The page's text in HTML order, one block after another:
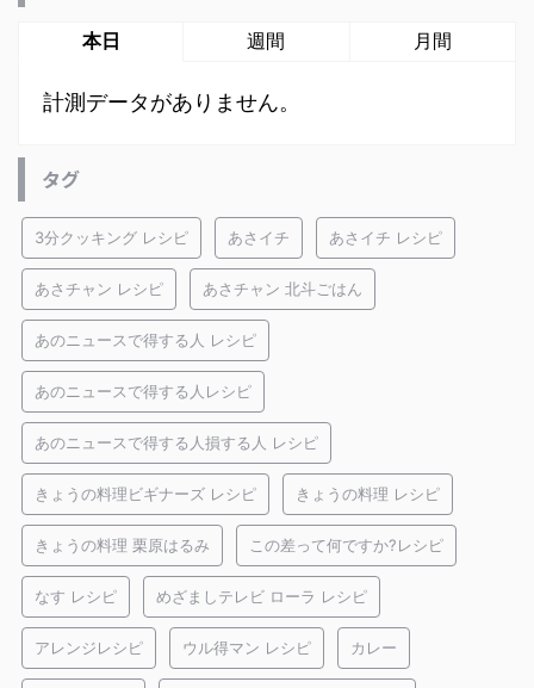
本日 週間 月間
計測データがありません。
タグ
3分クッキング レシピ あさイチ あさイチ レシピ
あさチャン レシピ あさチャン 北斗ごはん
あのニュースで得する人 レシピ
あのニュースで得する人レシピ
あのニュースで得する人損する人 レシピ
きょうの料理ビギナーズ レシピ きょうの料理 レシピ
きょうの料理 栗原はるみ この差って何ですか?レシピ
なす レシピ めざましテレビ ローラ レシピ
アレンジレシピ ウル得マン レシピ カレー